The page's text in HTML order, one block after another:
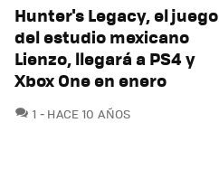
Hunter's Legacy, el juego
del estudio mexicano
Lienzo, llegará a PS4 y
Xbox One en enero
1 COMENTARIOS
HACE 10 AÑOS